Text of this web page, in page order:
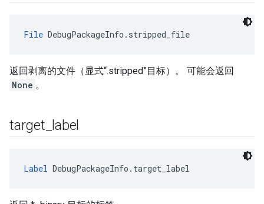
File DebugPackageInfo.stripped_file
返回剥离的文件（显式“.stripped”目标）。 可能会返回
None 。
target label
Label DebugPackageInfo.target_label